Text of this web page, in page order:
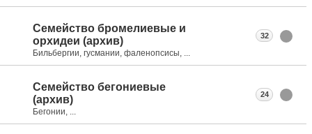
Семейство бромелиевые и
орхидеи (архив)
Бильбергии, гусмании, фаленопсисы, ...
32
Семейство бегониевые
(архив)
Бегонии, ...
24